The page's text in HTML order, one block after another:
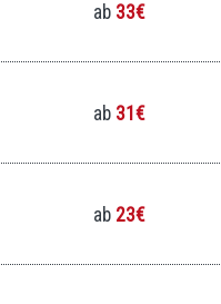
ab33€
ab31€
ab23€